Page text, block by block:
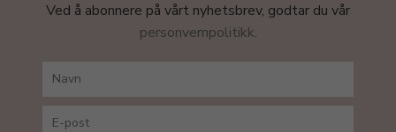
Ved å abonnere på vårt nyhetsbrev, godtar du vår
personvernpolitikk.